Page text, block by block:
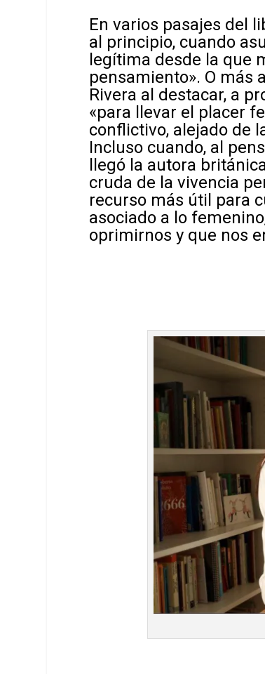
En varios pasajes del
al principio, cuando
legítima desde la que
pensamiento». O más
Rivera al destacar, a
«para llevar el placer
conflictivo, alejado de
Incluso cuando, al
llegó la autora
cruda de la vivencia
recurso más útil para
asociado a lo
oprimirnos y que nos